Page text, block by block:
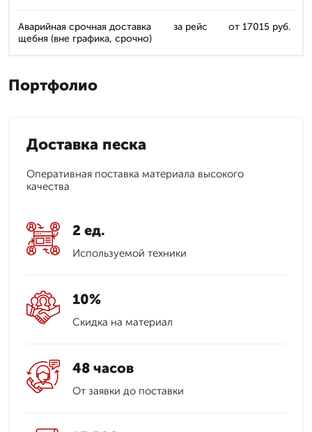
Аварийная срочная доставка
щебня (вне графика, срочно)
за рейс от 17015 руб.
Портфолио
Доставка песка
Оперативная поставка материала высокого
качества
2 ед.
Используемой техники
10%
Скидка на материал
48 часов
От заявки до поставки